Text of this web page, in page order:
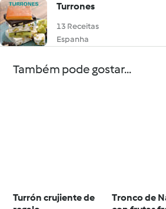
Turrones
13 Receitas
Espanha
Também pode gostar...
Turrón crujiente de
Tronco de